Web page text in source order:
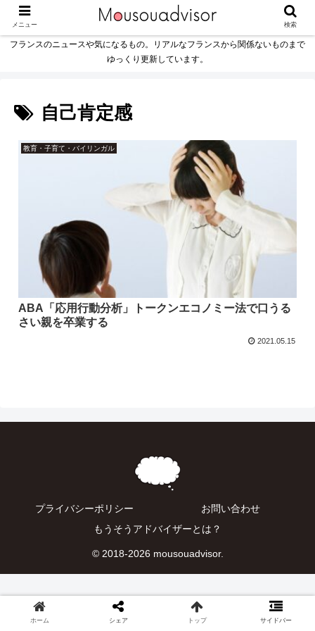
フランスのニュースや気になるもの。リアルなフランスから関係ないものまで
ゆっくり更新しています。
自己肯定感
教育・子育て・バイリンガル
ABA「応用行動分析」トークンエコノミー法で口うる
さい親を卒業する
2021.05.15
プライバシーポリシー
お問い合わせ
もうそうアドバイザーとは？
© 2018-2026 mousouadvisor.
メニュー 検索
ホーム シェア トップ サイドバー